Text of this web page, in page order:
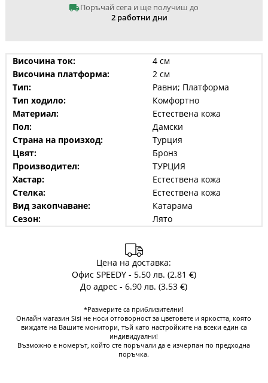
Поръчай сега и ще получиш до
2 работни дни
Височина ток:
4 см
Височина платформа:
2 см
Тип:
Равни; Платформа
Тип ходило:
Комфортно
Материал:
Естествена кожа
Пол:
Дамски
Страна на произход:
Турция
Цвят:
Бронз
Производител:
ТУРЦИЯ
Хастар:
Естествена кожа
Стелка:
Естествена кожа
Вид закопчаване:
Катарама
Сезон:
Лято
Цена на доставка:
Офис SPEEDY - 5.50 лв. (2.81 €)
До адрес - 6.90 лв. (3.53 €)
*Размерите са приблизителни!
Онлайн магазин Sisi не носи отговорност за цветовете и яркостта, която
виждате на Вашите монитори, тъй като настройките на всеки един са
индивидуални!
Възможно е номерът, който сте поръчали да е изчерпан по предходна
поръчка.